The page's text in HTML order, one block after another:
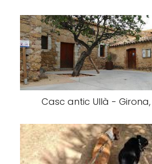
Casc antic Ullà -